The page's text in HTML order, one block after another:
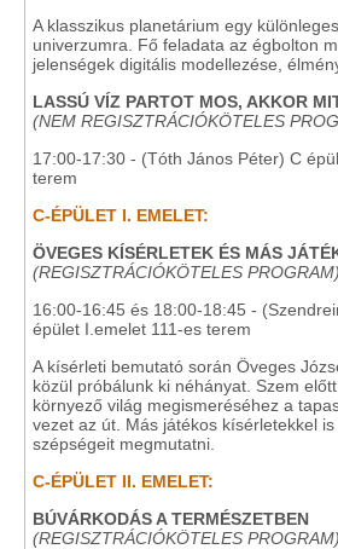
A klasszikus planetárium egy
univerzumra. Fő feladata az égbolton
jelenségek digitális modellezése,
LASSÚ VÍZ PARTOT MOS, AKKOR
(NEM REGISZTRÁCIÓKÖTELES
17:00-17:30 - (Tóth János Péter) C
terem
C-ÉPÜLET I. EMELET:
ÖVEGES KÍSÉRLETEK ÉS MÁS
(REGISZTRÁCIÓKÖTELES PROGRAM)
16:00-16:45 és 18:00-18:45 -
épület I.emelet 111-es terem
A kísérleti bemutató során Öveges
közül próbálunk ki néhányat. Szem
környező világ megismeréséhez a
vezet az út. Más játékos kísérletekkel
szépségeit megmutatni.
C-ÉPÜLET II. EMELET:
BÚVÁRKODÁS A TERMÉSZETBEN
(REGISZTRÁCIÓKÖTELES PROGRAM)